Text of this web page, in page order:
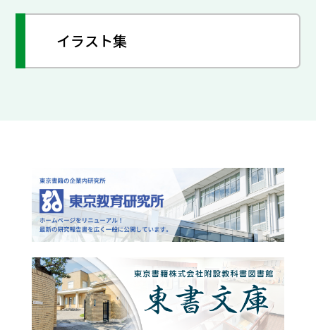
イラスト集